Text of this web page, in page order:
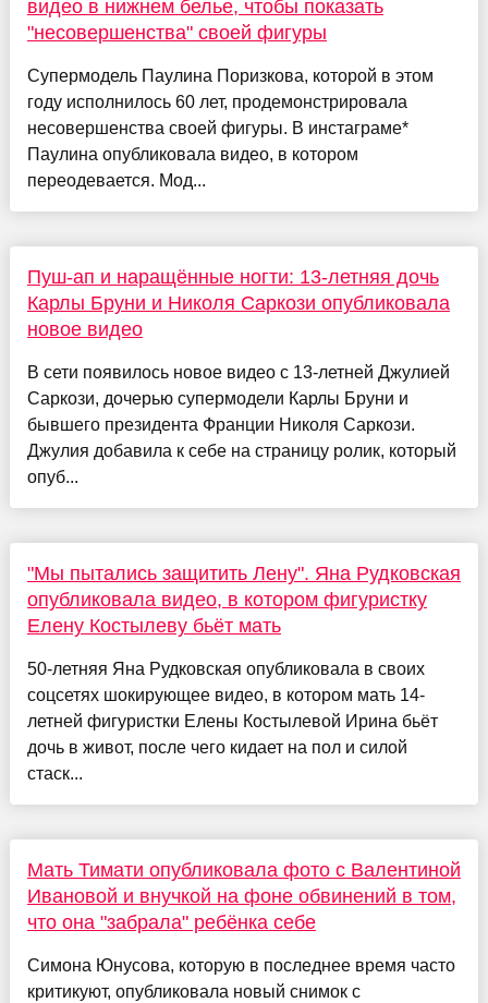
видео в нижнем белье, чтобы показать
"несовершенства" своей фигуры
Супермодель Паулина Поризкова, которой в этом
году исполнилось 60 лет, продемонстрировала
несовершенства своей фигуры. В инстаграме*
Паулина опубликовала видео, в котором
переодевается. Мод...
Пуш-ап и наращённые ногти: 13-летняя дочь
Карлы Бруни и Николя Саркози опубликовала
новое видео
В сети появилось новое видео с 13-летней Джулией
Саркози, дочерью супермодели Карлы Бруни и
бывшего президента Франции Николя Саркози.
Джулия добавила к себе на страницу ролик, который
опуб...
"Мы пытались защитить Лену". Яна Рудковская
опубликовала видео, в котором фигуристку
Елену Костылеву бьёт мать
50-летняя Яна Рудковская опубликовала в своих
соцсетях шокирующее видео, в котором мать 14-
летней фигуристки Елены Костылевой Ирина бьёт
дочь в живот, после чего кидает на пол и силой
стаск...
Мать Тимати опубликовала фото с Валентиной
Ивановой и внучкой на фоне обвинений в том,
что она "забрала" ребёнка себе
Симона Юнусова, которую в последнее время часто
критикуют, опубликовала новый снимок с